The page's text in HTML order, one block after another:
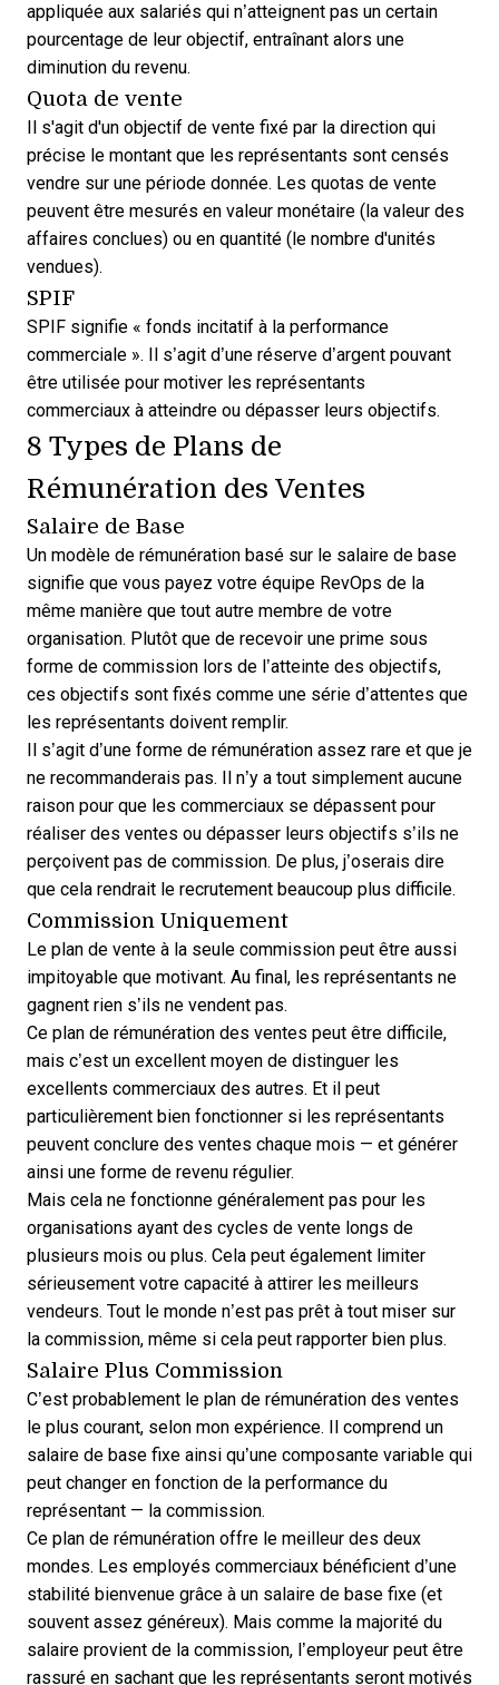
appliquée aux salariés qui n’atteignent pas un certain
pourcentage de leur objectif, entraînant alors une
diminution du revenu.
Quota de vente
Il s'agit d'un objectif de vente fixé par la direction qui
précise le montant que les représentants sont censés
vendre sur une période donnée. Les quotas de vente
peuvent être mesurés en valeur monétaire (la valeur des
affaires conclues) ou en quantité (le nombre d'unités
vendues).
SPIF
SPIF signifie « fonds incitatif à la performance
commerciale ». Il s’agit d’une réserve d’argent pouvant
être utilisée pour motiver les représentants
commerciaux à atteindre ou dépasser leurs objectifs.
8 Types de Plans de
Rémunération des Ventes
Salaire de Base
Un modèle de rémunération basé sur le salaire de base
signifie que vous payez votre équipe RevOps de la
même manière que tout autre membre de votre
organisation. Plutôt que de recevoir une prime sous
forme de commission lors de l’atteinte des objectifs,
ces objectifs sont fixés comme une série d’attentes que
les représentants doivent remplir.
Il s’agit d’une forme de rémunération assez rare et que je
ne recommanderais pas. Il n’y a tout simplement aucune
raison pour que les commerciaux se dépassent pour
réaliser des ventes ou dépasser leurs objectifs s’ils ne
perçoivent pas de commission. De plus, j’oserais dire
que cela rendrait le recrutement beaucoup plus difficile.
Commission Uniquement
Le plan de vente à la seule commission peut être aussi
impitoyable que motivant. Au final, les représentants ne
gagnent rien s’ils ne vendent pas.
Ce plan de rémunération des ventes peut être difficile,
mais c’est un excellent moyen de distinguer les
excellents commerciaux des autres. Et il peut
particulièrement bien fonctionner si les représentants
peuvent conclure des ventes chaque mois — et générer
ainsi une forme de revenu régulier.
Mais cela ne fonctionne généralement pas pour les
organisations ayant des cycles de vente longs de
plusieurs mois ou plus. Cela peut également limiter
sérieusement votre capacité à attirer les meilleurs
vendeurs. Tout le monde n’est pas prêt à tout miser sur
la commission, même si cela peut rapporter bien plus.
Salaire Plus Commission
C’est probablement le plan de rémunération des ventes
le plus courant, selon mon expérience. Il comprend un
salaire de base fixe ainsi qu’une composante variable qui
peut changer en fonction de la performance du
représentant — la commission.
Ce plan de rémunération offre le meilleur des deux
mondes. Les employés commerciaux bénéficient d’une
stabilité bienvenue grâce à un salaire de base fixe (et
souvent assez généreux). Mais comme la majorité du
salaire provient de la commission, l’employeur peut être
rassuré en sachant que les représentants seront motivés